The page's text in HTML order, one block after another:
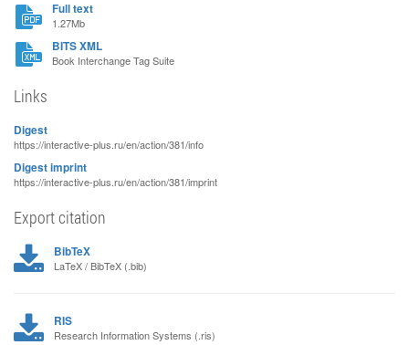
Full text
1.27Mb
BITS XML
Book Interchange Tag Suite
Links
Digest
https://interactive-plus.ru/en/action/381/info
Digest imprint
https://interactive-plus.ru/en/action/381/imprint
Export citation
BibTeX
LaTeX / BibTeX (.bib)
RIS
Research Information Systems (.ris)